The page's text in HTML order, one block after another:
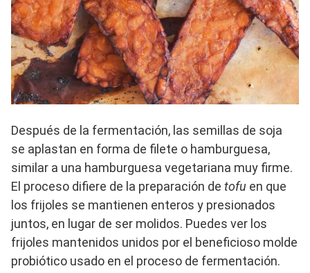
Después de la fermentación, las semillas de soja
se aplastan en forma de filete o hamburguesa,
similar a una hamburguesa vegetariana muy firme.
El proceso difiere de la preparación de tofu en que
los frijoles se mantienen enteros y presionados
juntos, en lugar de ser molidos. Puedes ver los
frijoles mantenidos unidos por el beneficioso molde
probiótico usado en el proceso de fermentación.